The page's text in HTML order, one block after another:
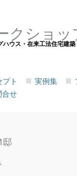
クショッ
ハウス・在来工法住宅建築
プト 実例集
合せ
邸